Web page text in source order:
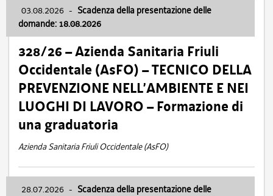
03.08.2026 - Scadenza della presentazione delle
domande: 18.08.2026
328/26 – Azienda Sanitaria Friuli
Occidentale (AsFO) – TECNICO DELLA
PREVENZIONE NELL’AMBIENTE E NEI
LUOGHI DI LAVORO – Formazione di
una graduatoria
Azienda Sanitaria Friuli Occidentale (AsFO)
28.07.2026 - Scadenza della presentazione delle